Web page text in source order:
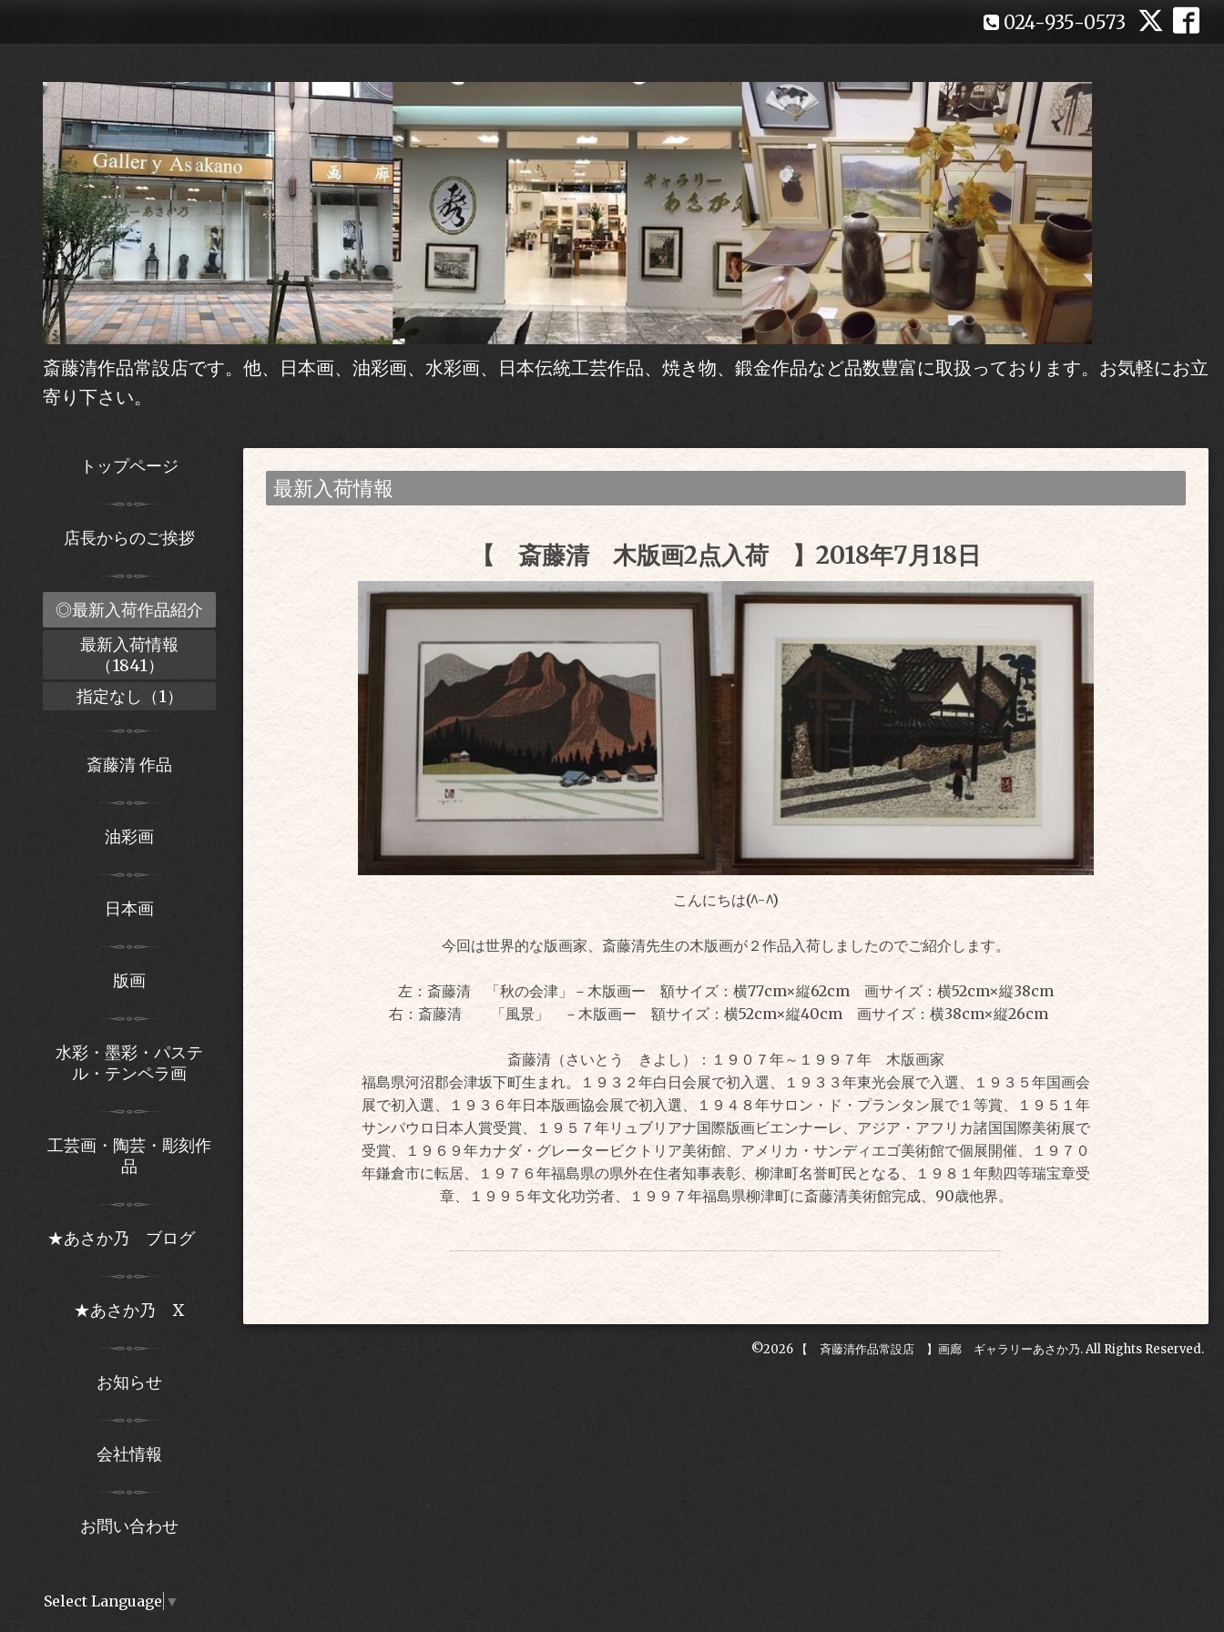
024-935-0573
斎藤清作品常設店です。他、日本画、油彩画、水彩画、日本伝統工芸作品、焼き物、鍛金作品など品数豊富に取扱っております。お気軽にお立
寄り下さい。
最新入荷情報
【 斎藤清 木版画2点入荷 】2018年7月18日
こんにちは(^-^)
今回は世界的な版画家、斎藤清先生の木版画が２作品入荷しましたのでご紹介します。
左：斎藤清 「秋の会津」－木版画ー 額サイズ：横77cm×縦62cm 画サイズ：横52cm×縦38cm
右：斎藤清 「風景」 －木版画ー 額サイズ：横52cm×縦40cm 画サイズ：横38cm×縦26cm
斎藤清（さいとう きよし）：１９０７年～１９９７年 木版画家
福島県河沼郡会津坂下町生まれ。１９３２年白日会展で初入選、１９３３年東光会展で入選、１９３５年国画会
展で初入選、１９３６年日本版画協会展で初入選、１９４８年サロン・ド・プランタン展で１等賞、１９５１年
サンパウロ日本人賞受賞、１９５７年リュブリアナ国際版画ビエンナーレ、アジア・アフリカ諸国国際美術展で
受賞、１９６９年カナダ・グレータービクトリア美術館、アメリカ・サンディエゴ美術館で個展開催、１９７０
年鎌倉市に転居、１９７６年福島県の県外在住者知事表彰、柳津町名誉町民となる、１９８１年勲四等瑞宝章受
章、１９９５年文化功労者、１９９７年福島県柳津町に斎藤清美術館完成、90歳他界。
©2026 【 斉藤清作品常設店 】画廊 ギャラリーあさか乃. All Rights Reserved.
トップページ
店長からのご挨拶
◎最新入荷作品紹介
最新入荷情報
（1841）
指定なし（1）
斎藤清 作品
油彩画
日本画
版画
水彩・墨彩・パステ
ル・テンペラ画
工芸画・陶芸・彫刻作
品
★あさか乃 ブログ
★あさか乃 X
お知らせ
会社情報
お問い合わせ
Select Language ▼